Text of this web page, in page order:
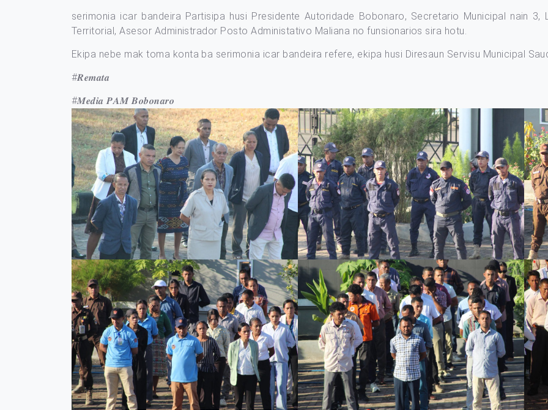
serimonia icar bandeira Partisipa husi Presidente Autoridade Bobonaro, Secretario Municipal nain 3,
Territorial, Asesor Administrador Posto Administativo Maliana no funsionarios sira hotu.
Ekipa nebe mak toma konta ba serimonia icar bandeira refere, ekipa husi Diresaun Servisu Municipal
#𝑹𝒆𝒎𝒂𝒕𝒂
#𝑴𝒆𝒅𝒊𝒂 𝑷𝑨𝑴 𝑩𝒐𝒃𝒐𝒏𝒂𝒓𝒐